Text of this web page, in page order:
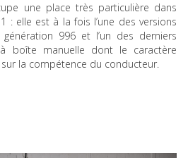
une place très particulière dans
: elle est à la fois l’une des versions
996 et l’un des derniers
boîte manuelle dont le caractère
la compétence du conducteur.